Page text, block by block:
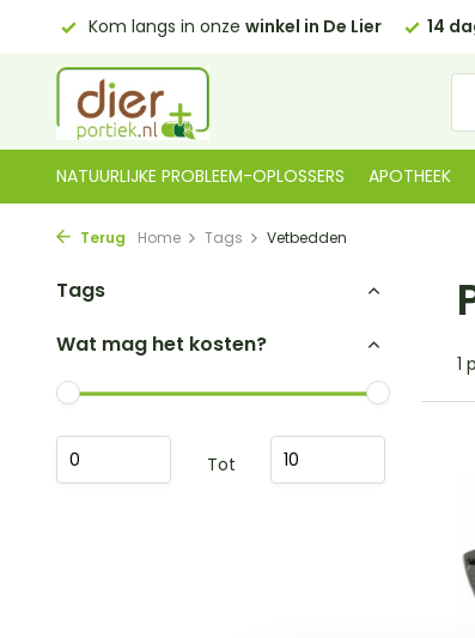
Kom langs in onze winkel in De Lier 14
NATUURLIJKE PROBLEEM-OPLOSSERS APOTHEEK
Terug Home Tags Vetbedden
Tags
Wat mag het kosten?
Tot
1